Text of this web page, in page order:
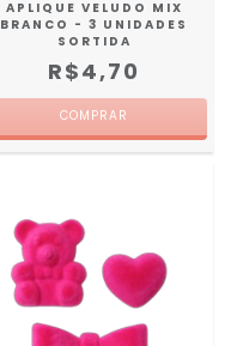
APLIQUE VELUDO MIX
BRANCO - 3 UNIDADES
SORTIDA
R$4,70